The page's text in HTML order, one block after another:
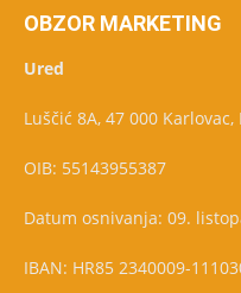
OBZOR MARKETING
Ured
Luščić 8A, 47 000
OIB: 55143955387
Datum osnivanja: 09.
IBAN: HR85 2340009-